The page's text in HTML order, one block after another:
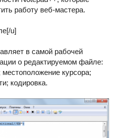
работу веб-мастера.
u]
в самой рабочей
о редактируемом файле:
местоположение курсора;
кодировка.